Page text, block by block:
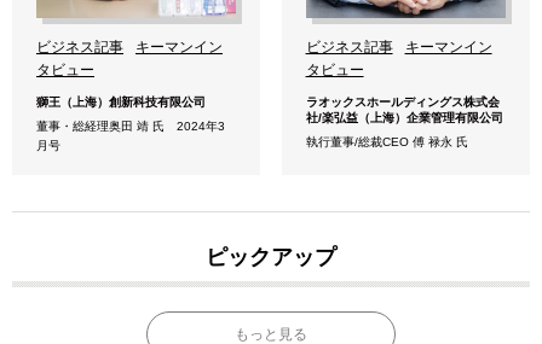
ビジネス記事
キーマンイン
タビュー
獅王（上海）創新科技有限公司
董事・総経理奥田 靖 氏 2024年3
月号
ビジネス記事
キーマンイン
タビュー
ラオックスホールディングス株式会
社/楽弘益（上海）企業管理有限公司
執行董事/総裁CEO 傅 禄永 氏
ピックアップ
もっと見る